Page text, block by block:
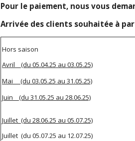
Pour le paiement, nous vous
Arrivée des clients souhaitée à
Hors saison
Avril (du 05.04.25 au 03.05.25)
Mai (du 03.05.25 au 31.05.25)
Juin (du 31.05.25 au 28.06.25)
Juillet (du 28.06.25 au 05.07.25)
Juillet (du 05.07.25 au 12.07.25)